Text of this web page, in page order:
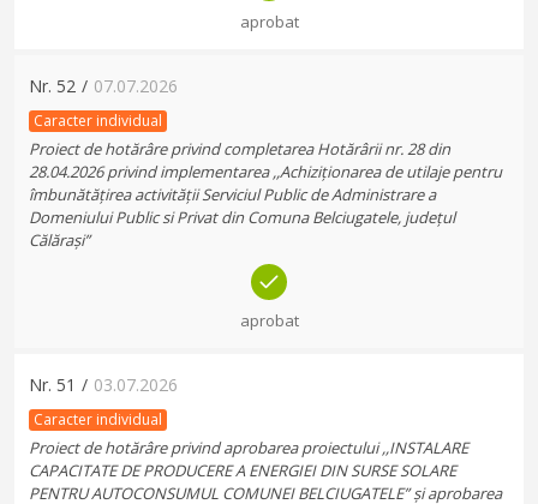
aprobat
Nr. 52 / 07.07.2026
Caracter individual
Proiect de hotărâre privind completarea Hotărârii nr. 28 din
28.04.2026 privind implementarea ,,Achiziționarea de utilaje pentru
îmbunătățirea activității Serviciul Public de Administrare a
Domeniului Public si Privat din Comuna Belciugatele, județul
Călărași”
aprobat
Nr. 51 / 03.07.2026
Caracter individual
Proiect de hotărâre privind aprobarea proiectului ,,INSTALARE
CAPACITATE DE PRODUCERE A ENERGIEI DIN SURSE SOLARE
PENTRU AUTOCONSUMUL COMUNEI BELCIUGATELE” și aprobarea